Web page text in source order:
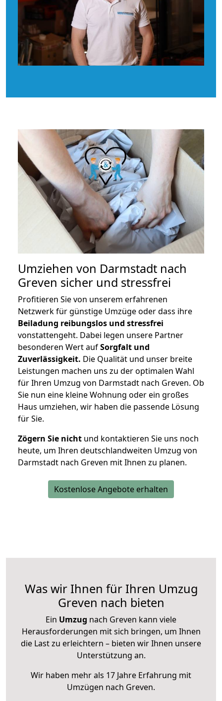
Umziehen von Darmstadt nach
Greven sicher und stressfrei
Profitieren Sie von unserem erfahrenen
Netzwerk für günstige Umzüge oder dass ihre
Beiladung reibungslos und stressfrei
vonstattengeht. Dabei legen unsere Partner
besonderen Wert aufSorgfalt und
Zuverlässigkeit. Die Qualität und unser breite
Leistungen machen uns zu der optimalen Wahl
für Ihren Umzug von Darmstadt nach Greven. Ob
Sie nun eine kleine Wohnung oder ein großes
Haus umziehen, wir haben die passende Lösung
für Sie.
Zögern Sie nicht und kontaktieren Sie uns noch
heute, um Ihren deutschlandweiten Umzug von
Darmstadt nach Greven mit Ihnen zu planen.
Kostenlose Angebote erhalten
Was wir Ihnen für Ihren Umzug
Greven nach bieten
Ein Umzug nach Greven kann viele
Herausforderungen mit sich bringen, um Ihnen
die Last zu erleichtern – bieten wir Ihnen unsere
Unterstützung an.
Wir haben mehr als 17 Jahre Erfahrung mit
Umzügen nach Greven.